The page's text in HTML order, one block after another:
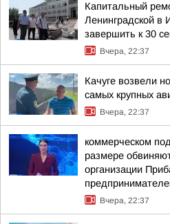
Капитальный
Ленинградской в
завершить к 30
Вчера, 22:37
Качуге возвели
самых крупных
Вчера, 22:37
коммерческом
размере
организации
Вчера, 22:37